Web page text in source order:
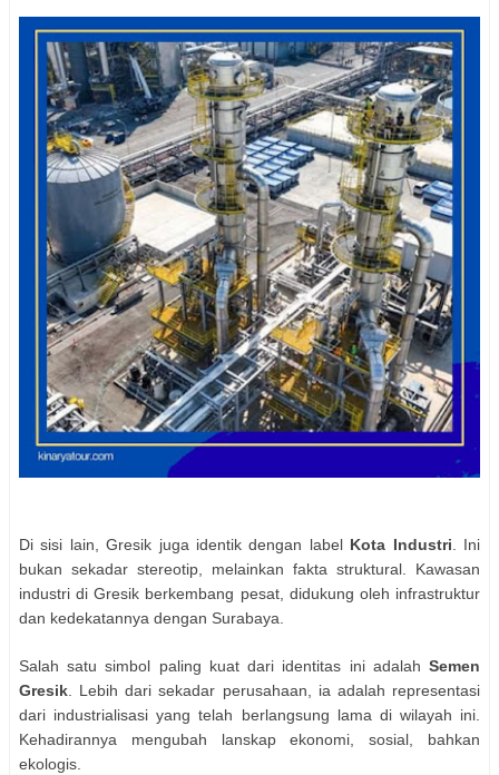
Di sisi lain, Gresik juga identik dengan label Kota Industri . Ini
bukan sekadar stereotip, melainkan fakta struktural. Kawasan
industri di Gresik berkembang pesat, didukung oleh infrastruktur
dan kedekatannya dengan Surabaya.
Salah satu simbol paling kuat dari identitas ini adalah Semen
Gresik . Lebih dari sekadar perusahaan, ia adalah representasi
dari industrialisasi yang telah berlangsung lama di wilayah ini.
Kehadirannya mengubah lanskap ekonomi, sosial, bahkan
ekologis.